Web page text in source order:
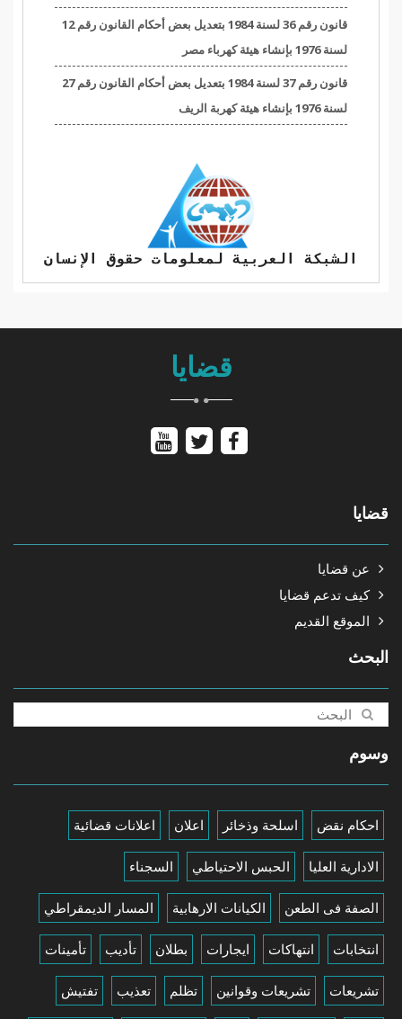
قانون رقم 36 لسنة 1984 بتعديل بعض أحكام القانون رقم 12
لسنة 1976 بإنشاء هيئة كهرباء مصر
قانون رقم 37 لسنة 1984 بتعديل بعض أحكام القانون رقم 27
لسنة 1976 بإنشاء هيئة كهربة الريف
الشبكة العربية لمعلومات حقوق الإنسان
قضايا
قضايا
عن قضايا
كيف تدعم قضايا
الموقع القديم
البحث
وسوم
احكام نقض اسلحة وذخائر اعلان اعلانات قضائية
الادارية العليا الحبس الاحتياطي السجناء
الصفة فى الطعن الكيانات الارهابية المسار الديمقراطي
انتخابات انتهاكات ايجارات بطلان تأديب تأمينات
تشريعات تشريعات وقوانين تظلم تعذيب تفتيش